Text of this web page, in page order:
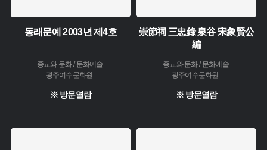
동래문예 2003년 제4호
종교와 문화 / 문화예술
광주여수문화원
※ 방문열람
崇節祠 三忠錄 泉谷 宋象賢公
編
종교와 문화 / 문화예술
광주여수문화원
※ 방문열람